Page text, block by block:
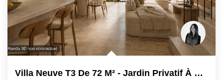
Villa Neuve T3 De 72 M² - Jardin Privatif À Saint-Raphaël -...